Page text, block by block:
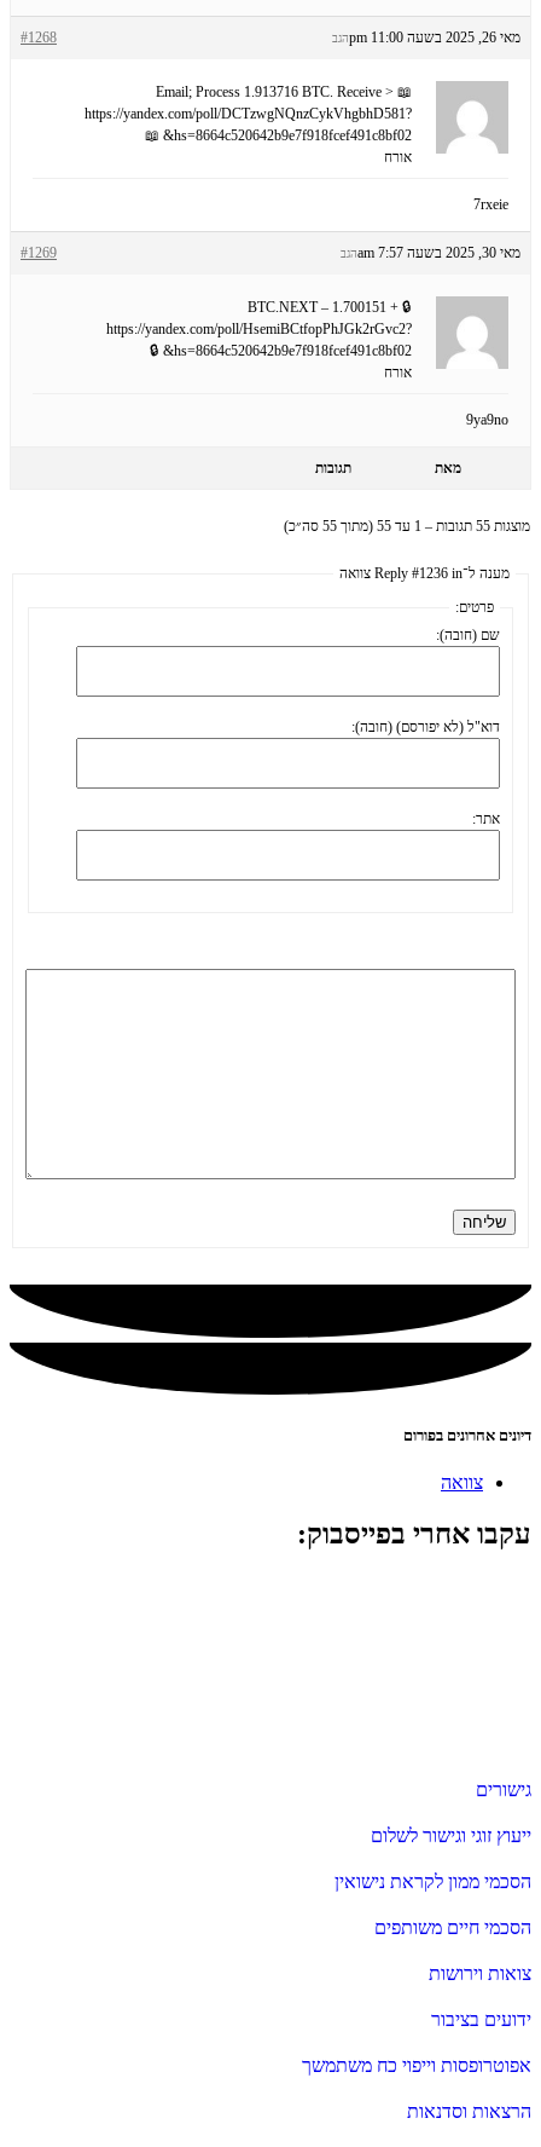
מאי 26, 2025 בשעה 11:00 pm #1268 הגב
📖 Email; Process 1.913716 BTC. Receive >
https://yandex.com/poll/DCTzwgNQnzCykVhgbhD581?
hs=8664c520642b9e7f918fcef491c8bf02& 📖
אורח
7rxeie
מאי 30, 2025 בשעה 7:57 am #1269 הגב
🔒 + 1.700151 BTC.NEXT –
https://yandex.com/poll/HsemiBCtfopPhJGk2rGvc2?
hs=8664c520642b9e7f918fcef491c8bf02& 🔒
אורח
9ya9no
מאת תגובות
מוצגות 55 תגובות – 1 עד 55 (מתוך 55 סה״כ)
מענה ל־Reply #1236 in צוואה
פרטים:
שם (חובה):
דוא"ל (לא יפורסם) (חובה):
אתר:
שליחה
דיונים אחרונים בפורום
צוואה
עקבו אחרי בפייסבוק:
גישורים
ייעוץ זוגי וגישור לשלום
הסכמי ממון לקראת נישואין
הסכמי חיים משותפים
צואות וירושות
ידועים בציבור
אפוטרופסות וייפוי כח משתמשך
הרצאות וסדנאות